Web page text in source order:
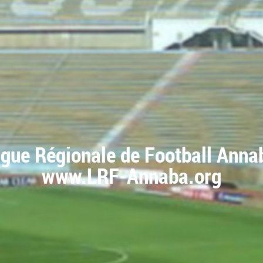
Régionale de Football
www.LRF-Annaba.org